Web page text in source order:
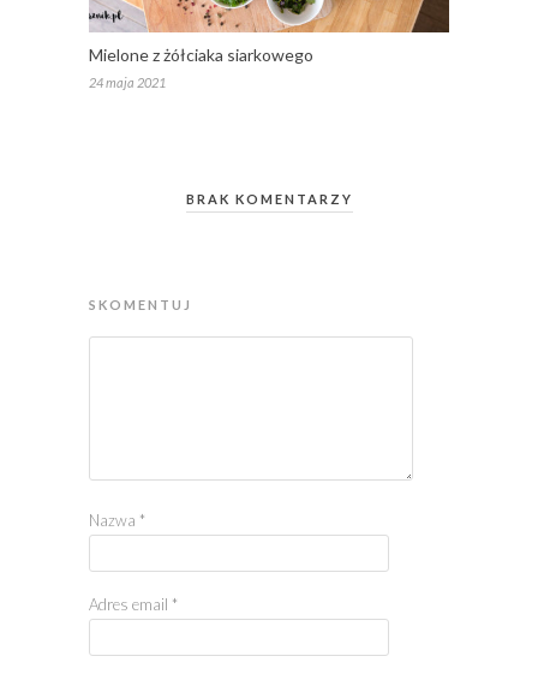
Mielone z żółciaka siarkowego
24 maja 2021
BRAK KOMENTARZY
SKOMENTUJ
Nazwa *
Adres email *